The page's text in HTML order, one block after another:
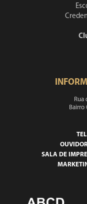
Rua
Bairro
SALA DE